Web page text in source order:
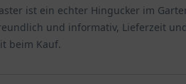
ist ein echter Hingucker im
und informativ, Lieferzeit
beim Kauf.